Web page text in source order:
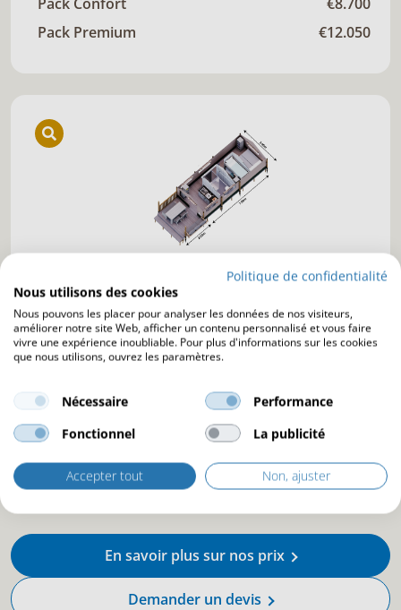
Pack Premium
€12.050
27 m² surface totale
3 x 7 mètres tente l'intérieur
2 a 4 personnes
Pack Confort
€13.500
Pack Premium
€18.750
En savoir plus sur nos prix
Demander un devis
Politique de confidentialité
Nous utilisons des cookies
Nous pouvons les placer pour analyser les données de nos visiteurs,
améliorer notre site Web, afficher un contenu personnalisé et vous faire
vivre une expérience inoubliable. Pour plus d'informations sur les cookies
que nous utilisons, ouvrez les paramètres.
Nécessaire
Performance
Fonctionnel
La publicité
Accepter tout Non, ajuster